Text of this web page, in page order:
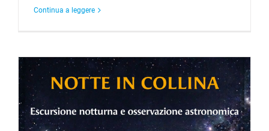
Continua a leggere